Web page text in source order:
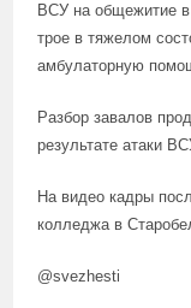
ВСУ на общежитие в
трое в тяжелом
амбулаторную
Разбор завалов
результате атаки
На видео кадры
колледжа в
@svezhesti